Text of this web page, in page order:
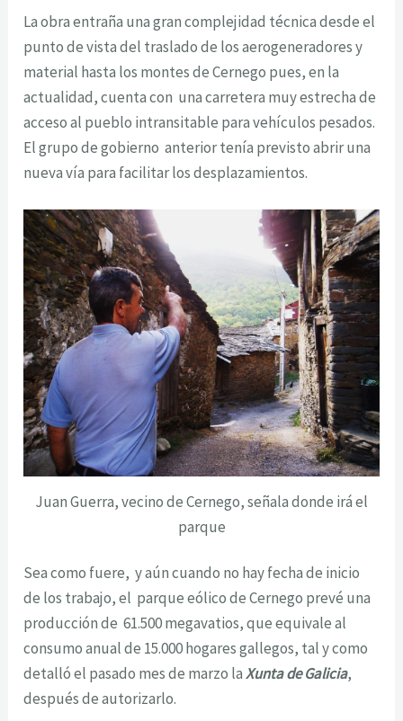
La obra entraña una gran complejidad técnica desde el
punto de vista del traslado de los aerogeneradores y
material hasta los montes de Cernego pues, en la
actualidad, cuenta con una carretera muy estrecha de
acceso al pueblo intransitable para vehículos pesados.
El grupo de gobierno anterior tenía previsto abrir una
nueva vía para facilitar los desplazamientos.
Juan Guerra, vecino de Cernego, señala donde irá el
parque
Sea como fuere, y aún cuando no hay fecha de inicio
de los trabajo, el parque eólico de Cernego prevé una
producción de 61.500 megavatios, que equivale al
consumo anual de 15.000 hogares gallegos, tal y como
detalló el pasado mes de marzo laXunta de Galicia,
después de autorizarlo.